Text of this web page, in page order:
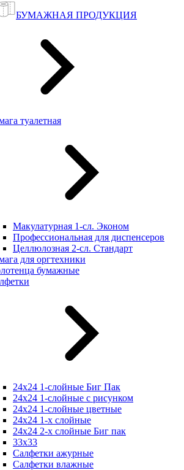
БУМАЖНАЯ ПРОДУКЦИЯ
туалетная
Макулатурная 1-сл. Эконом
Профессиональная для диспенсеров
Целлюлозная 2-сл. Стандарт
для оргтехники
бумажные
24х24 1-слойные Биг Пак
24х24 1-слойные с рисунком
24х24 1-слойные цветные
24х24 1-х слойные
24х24 2-х слойные Биг пак
33х33
Салфетки ажурные
Салфетки влажные